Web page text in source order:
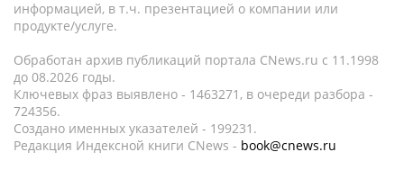
информацией, в т.ч. презентацией о компании или
продукте/услуге.
Обработан архив публикаций портала CNews.ru c 11.1998
до 08.2026 годы.
Ключевых фраз выявлено - 1463271, в очереди разбора -
724356.
Создано именных указателей - 199231.
Редакция Индексной книги CNews - book@cnews.ru